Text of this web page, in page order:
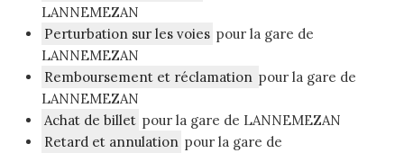
LANNEMEZAN
Perturbation sur les voies pour la gare de
LANNEMEZAN
Remboursement et réclamation pour la gare de
LANNEMEZAN
Achat de billet pour la gare de LANNEMEZAN
Retard et annulation pour la gare de